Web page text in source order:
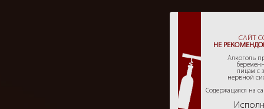
САЙТ
НЕ
Алкоголь
лицам с
нервной
Содержащаяся на